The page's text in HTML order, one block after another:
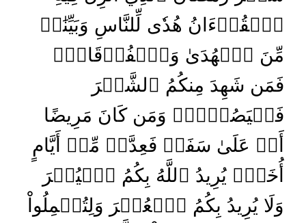
ٱلۡقُرۡءَانُ هُدٗى لِّلنَّاسِ وَبَيِّنَٰتٖ
مِّنَ ٱلۡهُدَىٰ وَٱلۡفُرۡقَانِۚ
فَمَن شَهِدَ مِنكُمُ ٱلشَّهۡرَ
فَلۡيَصُمۡهُۖ وَمَن كَانَ مَرِيضًا
أَوۡ عَلَىٰ سَفَرٖ فَعِدَّةٞ مِّنۡ أَيَّامٍ
أُخَرَۗ يُرِيدُ ٱللَّهُ بِكُمُ ٱلۡيُسۡرَ
وَلَا يُرِيدُ بِكُمُ ٱلۡعُسۡرَ وَلِتُكۡمِلُواْ